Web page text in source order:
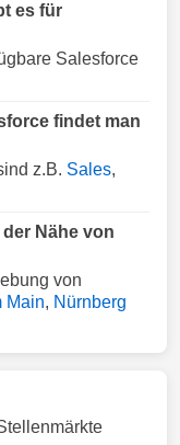
es für
Salesforce
findet man
z.B. Sales,
Nähe von
von
Main, Nürnberg